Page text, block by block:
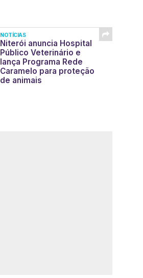
NOTÍCIAS
Niterói anuncia Hospital
Público Veterinário e
lança Programa Rede
Caramelo para proteção
de animais